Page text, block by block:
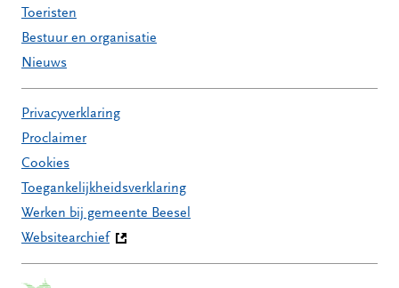
Toeristen
Bestuur en organisatie
Nieuws
Privacyverklaring
Proclaimer
Cookies
Toegankelijkheidsverklaring
Werken bij gemeente Beesel
Websitearchief